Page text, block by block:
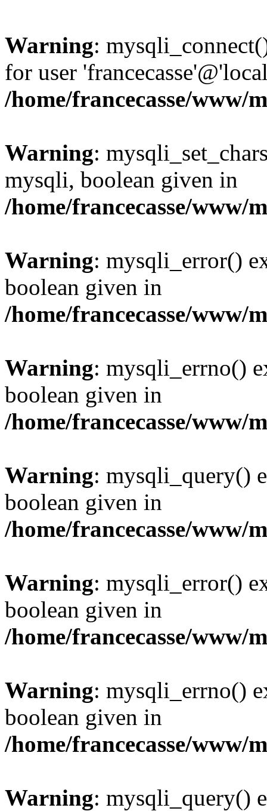
Warning:
for user
/home/francecasse/www/
Warning:
mysqli, boolean given in
/home/francecasse/www/
Warning: mysqli_error()
boolean given in
/home/francecasse/www/
Warning: mysqli_errno()
boolean given in
/home/francecasse/www/
Warning: mysqli_query()
boolean given in
/home/francecasse/www/
Warning: mysqli_error()
boolean given in
/home/francecasse/www/
Warning: mysqli_errno()
boolean given in
/home/francecasse/www/
Warning: mysqli_query()